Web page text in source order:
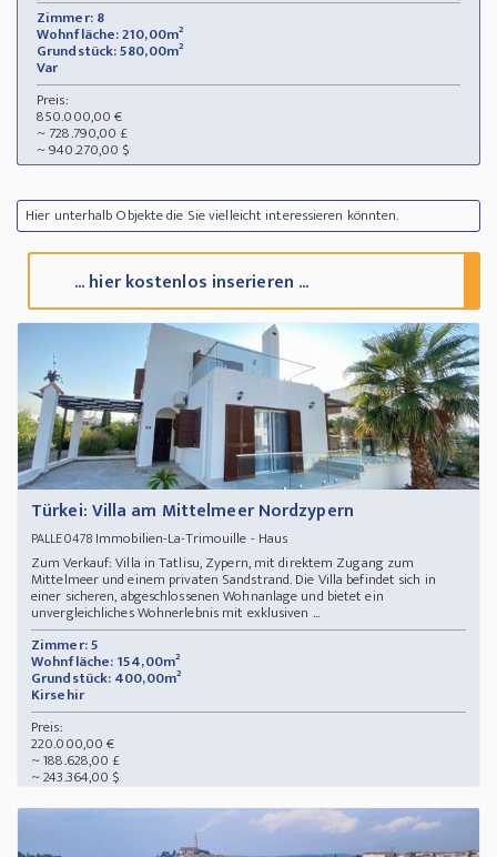
Zimmer: 8
Wohnfläche: 210,00m²
Grundstück: 580,00m²
Var
Preis:
850.000,00 €
~ 728.790,00 £
~ 940.270,00 $
Hier unterhalb Objekte die Sie vielleicht interessieren könnten.
... hier kostenlos inserieren ...
Türkei: Villa am Mittelmeer Nordzypern
PALLE0478Immobilien-La-Trimouille - Haus
Zum Verkauf: Villa in Tatlisu, Zypern, mit direktem Zugang zum
Mittelmeer und einem privaten Sandstrand. Die Villa befindet sich in
einer sicheren, abgeschlossenen Wohnanlage und bietet ein
unvergleichliches Wohnerlebnis mit exklusiven ...
Zimmer: 5
Wohnfläche: 154,00m²
Grundstück: 400,00m²
Kirsehir
Preis:
220.000,00 €
~ 188.628,00 £
~ 243.364,00 $